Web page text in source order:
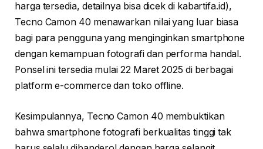
harga tersedia, detailnya bisa dicek di kabartifa.id),
Tecno Camon 40 menawarkan nilai yang luar biasa
bagi para pengguna yang menginginkan smartphone
dengan kemampuan fotografi dan performa handal.
Ponsel ini tersedia mulai 22 Maret 2025 di berbagai
platform e-commerce dan toko offline.
Kesimpulannya, Tecno Camon 40 membuktikan
bahwa smartphone fotografi berkualitas tinggi tak